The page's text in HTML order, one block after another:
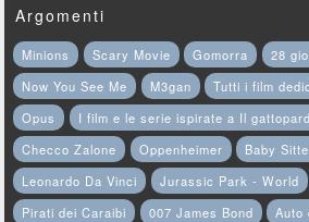
Argomenti
Minions Scary Movie Gomorra
28
Now You See Me
M3gan
Tutti i film
Opus
I film e le serie ispirate a Il
Checco Zalone
Oppenheimer Baby
Leonardo Da Vinci
Jurassic Park - World
Pirati dei Caraibi
007 James Bond Auto